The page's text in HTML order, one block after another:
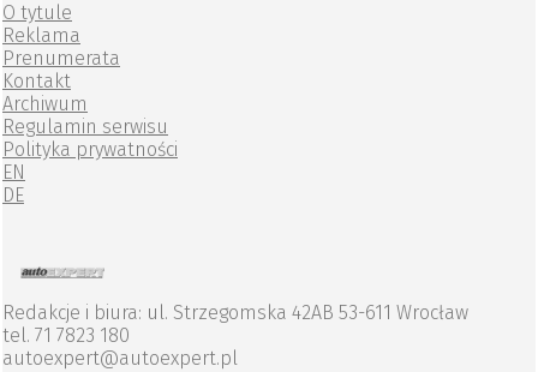
O tytule
Reklama
Prenumerata
Kontakt
Archiwum
Regulamin serwisu
Polityka prywatności
EN
DE
Redakcje i biura: ul. Strzegomska 42AB 53-611 Wrocław
tel. 71 7823 180
autoexpert@autoexpert.pl